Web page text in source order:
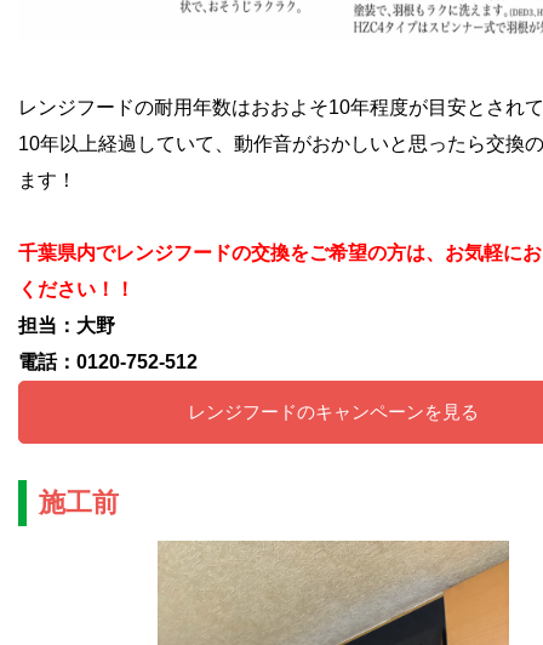
レンジフードの耐用年数はおおよそ10年程度が目安とされ
10年以上経過していて、動作音がおかしいと思ったら交換
ます！
千葉県内でレンジフードの交換をご希望の方は、お気軽に
ください！！
担当：大野
電話：0120-752-512
レンジフードのキャンペーンを見る
施工前